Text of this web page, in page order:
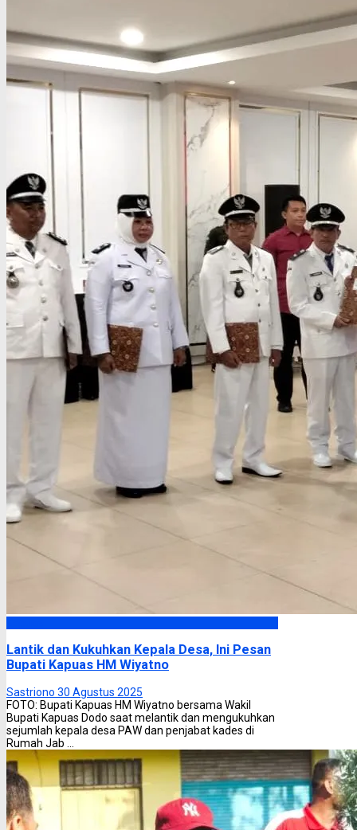
Lantik dan Kukuhkan Kepala Desa, Ini Pesan
Bupati Kapuas HM Wiyatno
Sastriono 30 Agustus 2025
FOTO: Bupati Kapuas HM Wiyatno bersama Wakil
Bupati Kapuas Dodo saat melantik dan mengukuhkan
sejumlah kepala desa PAW dan penjabat kades di
Rumah Jab ...